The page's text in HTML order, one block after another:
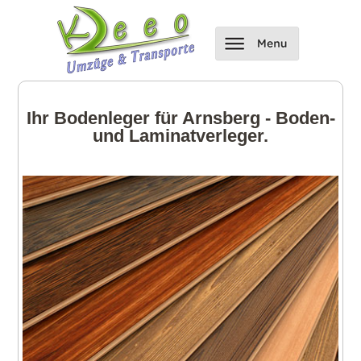
Ihr Bodenleger für Arnsberg - Boden-
und Laminatverleger.